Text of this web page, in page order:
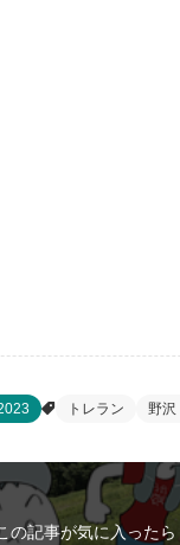
トレラン 野沢
の記事が気に入ったら